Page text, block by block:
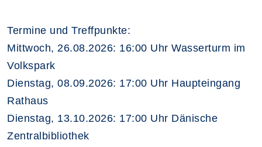
Termine und Treffpunkte:
Mittwoch, 26.08.2026: 16:00 Uhr Wasserturm im
Volkspark
Dienstag, 08.09.2026: 17:00 Uhr Haupteingang
Rathaus
Dienstag, 13.10.2026: 17:00 Uhr Dänische
Zentralbibliothek